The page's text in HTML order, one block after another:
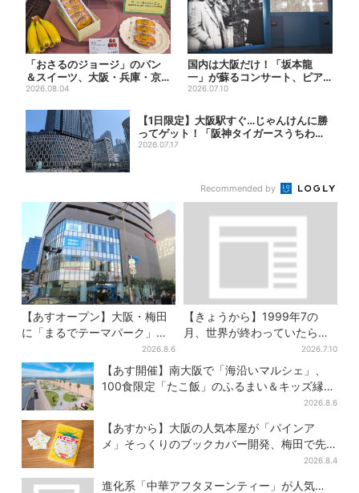
「おさるのジョージ」のパン
＆スイーツ、大阪・兵庫・京
都限定で【きょうから】発売
2026.08.04
国内は大阪だけ！「坂本龍
一」が蘇るコンサート、ピア
ノを弾く姿を間近で…“涙腺が
2026.07.10
【1日限定】大阪駅すぐ…じゃんけんに勝
ってゲット！「阪神タイガースうちわ」
と「ス...
2026.07.17
Recommended by
【あすオープン】大阪・梅田
に「まるでテーマパーク」な
巨大スポーツ店、461ブラン
ド集結！ 6フロアをまとめて
紹介
2026.8.6
【きょうから】1999年7の
月、世界が終わっていたら…
約10万人動員のホラー展が大
阪へ
2026.7.10
【あす開催】南大阪で「海沿いマルシェ」、
100食限定「たこ飯」のふるまい＆キッズ縁日
2026.8.6
【あすから】大阪の人気本屋が「パインア
メ」そっくりのブックカバー開発、梅田で先
2026.8.4
進化系「中華アフタヌーンティー」が人気…